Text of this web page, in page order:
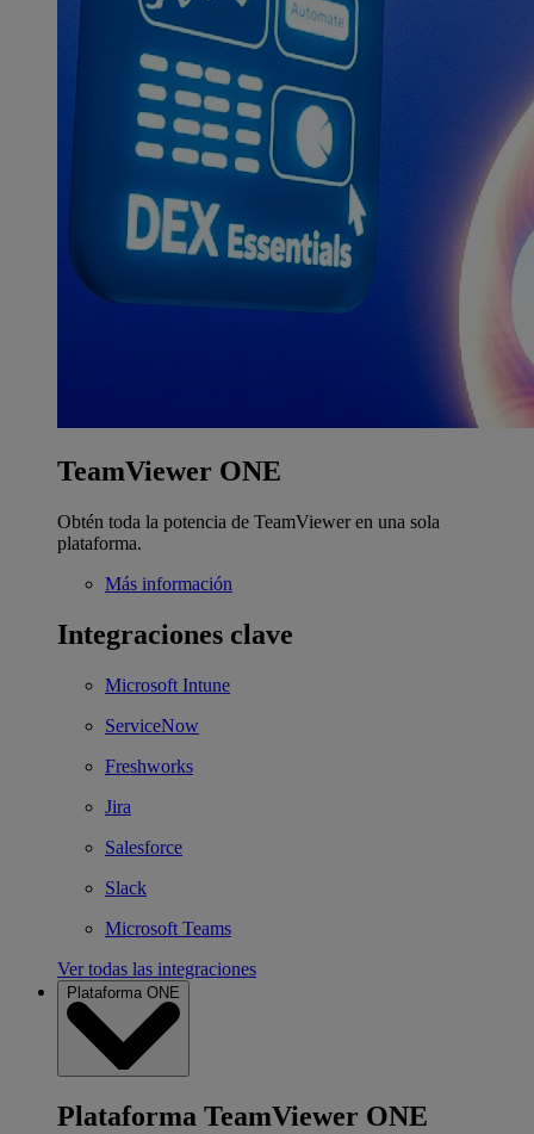
TeamViewer ONE
Obtén toda la potencia de TeamViewer en una sola
plataforma.
Más información
Integraciones clave
Microsoft Intune
ServiceNow
Freshworks
Jira
Salesforce
Slack
Microsoft Teams
Ver todas las integraciones
Plataforma ONE
Plataforma TeamViewer ONE